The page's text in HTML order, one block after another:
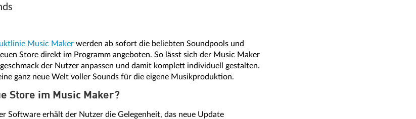
Music Maker werden ab sofort die beliebten Soundpools und
Store direkt im Programm angeboten. So lässt sich der Music Maker
der Nutzer anpassen und damit komplett individuell gestalten.
ganz neue Welt voller Sounds für die eigene Musikproduktion.
Store im Music Maker?
Software erhält der Nutzer die Gelegenheit, das neue Update